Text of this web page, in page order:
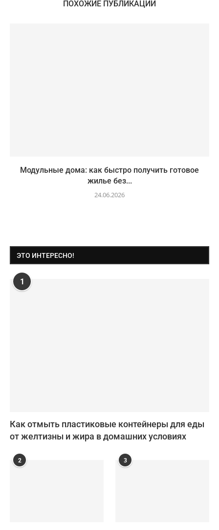
ПОХОЖИЕ ПУБЛИКАЦИИ
Модульные дома: как быстро получить готовое
жилье без...
24.06.2026
ЭТО ИНТЕРЕСНО!
1
Как отмыть пластиковые контейнеры для еды
от желтизны и жира в домашних условиях
2 3